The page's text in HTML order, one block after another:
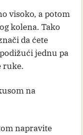
visoko, a potom
kolena. Tako
da ćete
jednu pa
ruke.
na
napravite